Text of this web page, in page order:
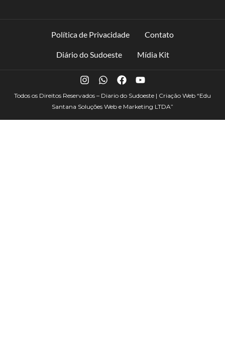
Política de Privacidade Contato
Diário do Sudoeste Mídia Kit
Todos os Direitos Reservados – Diario do Sudoeste | Criação Web “Edu
Santana Soluções Web e Marketing LTDA”